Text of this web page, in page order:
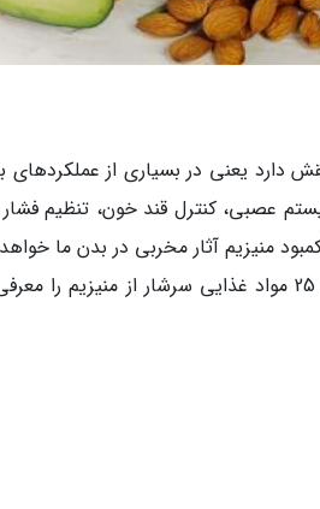
دارد یعنی در بسیاری از
عصبی، کنترل قند خون، تنظیم
منیزیم آثار مخربی در بدن ما
برای سلامتی ما امری لازم است. در ادامه به معرفی 25 مواد